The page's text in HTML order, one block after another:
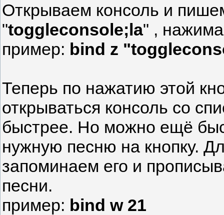
Открываем консоль и
"toggleconsole;la" ,
пример: bind z
Теперь по нажатию этой
открываться консоль со
быстрее. Но можно ещё
нужную песню на кнопку.
запоминаем его и
песни.
пример: bind w 21